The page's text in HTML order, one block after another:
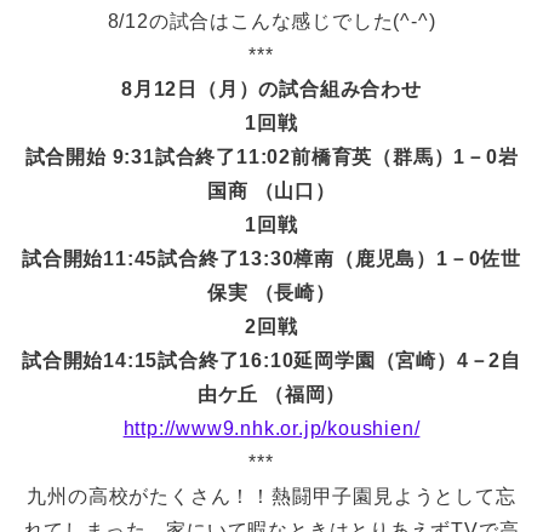
8/12の試合はこんな感じでした(^-^)
***
8月12日（月）の試合組み合わせ
1回戦
試合開始 9:31試合終了11:02前橋育英（群馬）1－0岩
国商 （山口）
1回戦
試合開始11:45試合終了13:30樟南（鹿児島）1－0佐世
保実 （長崎）
2回戦
試合開始14:15試合終了16:10延岡学園（宮崎）4－2自
由ケ丘 （福岡）
http://www9.nhk.or.jp/koushien/
***
九州の高校がたくさん！！熱闘甲子園見ようとして忘